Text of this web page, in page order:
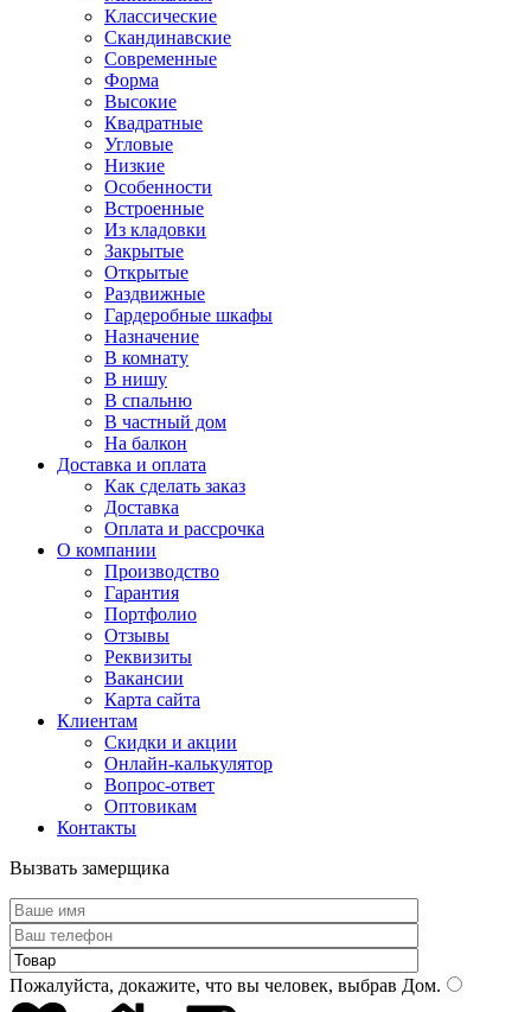
Классические
Скандинавские
Современные
Форма
Высокие
Квадратные
Угловые
Низкие
Особенности
Встроенные
Из кладовки
Закрытые
Открытые
Раздвижные
Гардеробные шкафы
Назначение
В комнату
В нишу
В спальню
В частный дом
На балкон
Доставка и оплата
Как сделать заказ
Доставка
Оплата и рассрочка
О компании
Производство
Гарантия
Портфолио
Отзывы
Реквизиты
Вакансии
Карта сайта
Клиентам
Скидки и акции
Онлайн-калькулятор
Вопрос-ответ
Оптовикам
Контакты
Вызвать замерщика
Пожалуйста, докажите, что вы человек, выбрав Дом.